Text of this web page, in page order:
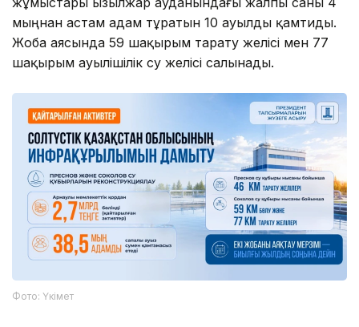
мыңнан астам адам тұратын 10 ауылды қамтиды.
Жоба аясында 59 шақырым тарату желісі мен 77
шақырым ауылішілік су желісі салынады.
Фото: Үкімет